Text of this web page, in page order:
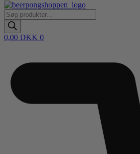
Products
search
0,00 DKK 0